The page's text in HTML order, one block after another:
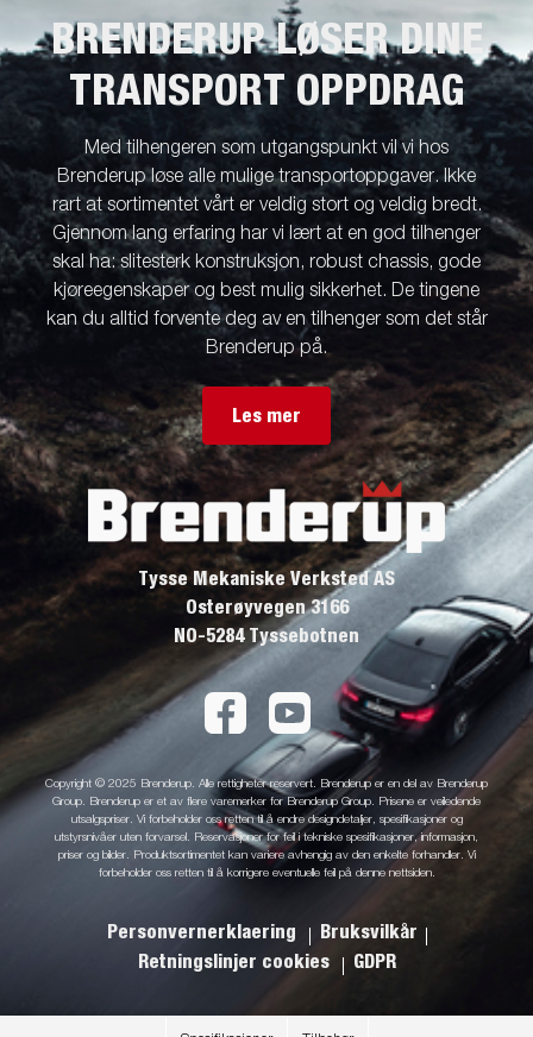
BRENDERUP LØSER DINE
TRANSPORT OPPDRAG
Med tilhengeren som utgangspunkt vil vi hos
Brenderup løse alle mulige transportoppgaver. Ikke
rart at sortimentet vårt er veldig stort og veldig bredt.
Gjennom lang erfaring har vi lært at en god tilhenger
skal ha: slitesterk konstruksjon, robust chassis, gode
kjøreegenskaper og best mulig sikkerhet. De tingene
kan du alltid forvente deg av en tilhenger som det står
Brenderup på.
Les mer
Tysse Mekaniske Verksted AS
Osterøyvegen 3166
NO-5284 Tyssebotnen
Copyright © 2025 Brenderup. Alle rettigheter reservert. Brenderup er en del av Brenderup
Group. Brenderup er et av flere varemerker for Brenderup Group. Prisene er veiledende
utsalgspriser. Vi forbeholder oss retten til å endre designdetaljer, spesifikasjoner og
utstyrsnivåer uten forvarsel. Reservasjoner for feil i tekniske spesifikasjoner, informasjon,
priser og bilder. Produktsortimentet kan variere avhengig av den enkelte forhandler. Vi
forbeholder oss retten til å korrigere eventuelle feil på denne nettsiden.
Personvernerklaering
Bruksvilkår
Retningslinjer cookies
GDPR